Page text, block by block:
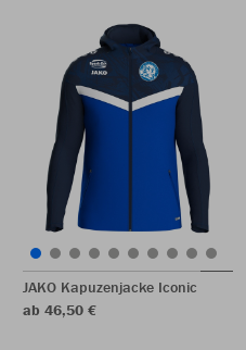
JAKO Kapuzenjacke Iconic
ab 46,50 €